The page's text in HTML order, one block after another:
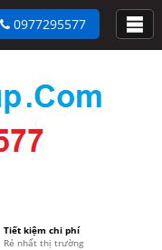
Tiết kiệm chi phí
Rẻ nhất thị trường
0977295577